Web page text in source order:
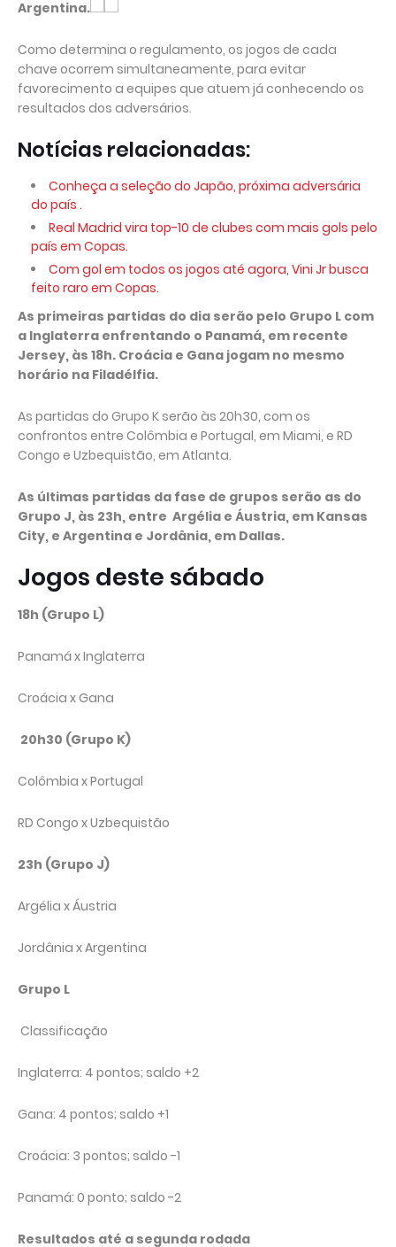
Argentina.
Como determina o regulamento, os jogos de cada
chave ocorrem simultaneamente, para evitar
favorecimento a equipes que atuem já conhecendo os
resultados dos adversários.
Notícias relacionadas:
Conheça a seleção do Japão, próxima adversária
do país .
Real Madrid vira top-10 de clubes com mais gols pelo
país em Copas.
Com gol em todos os jogos até agora, Vini Jr busca
feito raro em Copas.
As primeiras partidas do dia serão pelo Grupo L com
a Inglaterra enfrentando o Panamá, em recente
Jersey, às 18h. Croácia e Gana jogam no mesmo
horário na Filadélfia.
As partidas do Grupo K serão às 20h30, com os
confrontos entre Colômbia e Portugal, em Miami, e RD
Congo e Uzbequistão, em Atlanta.
As últimas partidas da fase de grupos serão as do
Grupo J, às 23h, entre Argélia e Áustria, em Kansas
City, e Argentina e Jordânia, em Dallas.
Jogos deste sábado
18h (Grupo L)
Panamá x Inglaterra
Croácia x Gana
20h30 (Grupo K)
Colômbia x Portugal
RD Congo x Uzbequistão
23h (Grupo J)
Argélia x Áustria
Jordânia x Argentina
Grupo L
Classificação
Inglaterra: 4 pontos; saldo +2
Gana: 4 pontos; saldo +1
Croácia: 3 pontos; saldo -1
Panamá: 0 ponto; saldo -2
Resultados até a segunda rodada